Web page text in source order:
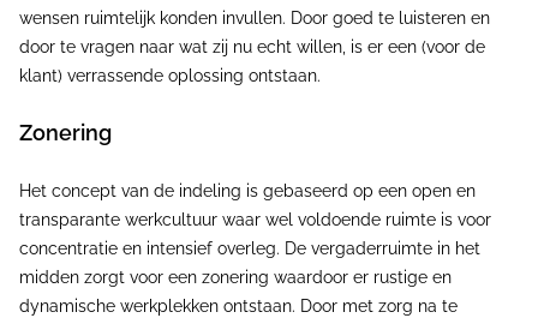
wensen ruimtelijk konden invullen. Door goed te luisteren en
door te vragen naar wat zij nu echt willen, is er een (voor de
klant) verrassende oplossing ontstaan.
Zonering
Het concept van de indeling is gebaseerd op een open en
transparante werkcultuur waar wel voldoende ruimte is voor
concentratie en intensief overleg. De vergaderruimte in het
midden zorgt voor een zonering waardoor er rustige en
dynamische werkplekken ontstaan. Door met zorg na te